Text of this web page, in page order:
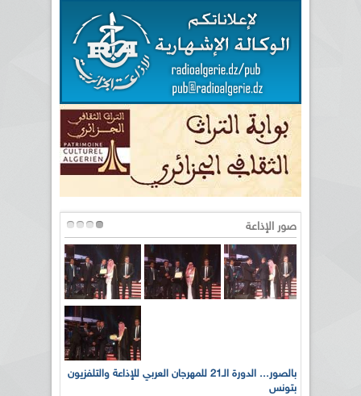
صور الإذاعة
بالصور... الدورة الـ21 للمهرجان العربي للإذاعة والتلفزيون
بتونس